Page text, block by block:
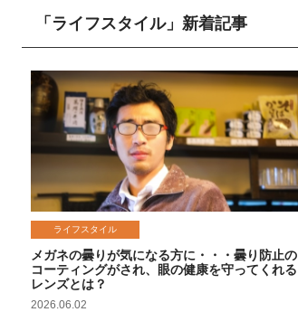
「ライフスタイル」新着記事
ライフスタイル
メガネの曇りが気になる方に・・・曇り防止の
コーティングがされ、眼の健康を守ってくれる
レンズとは？
2026.06.02